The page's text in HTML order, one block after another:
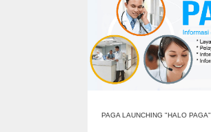
PAGA LAUNCHING "HALO PAGA"